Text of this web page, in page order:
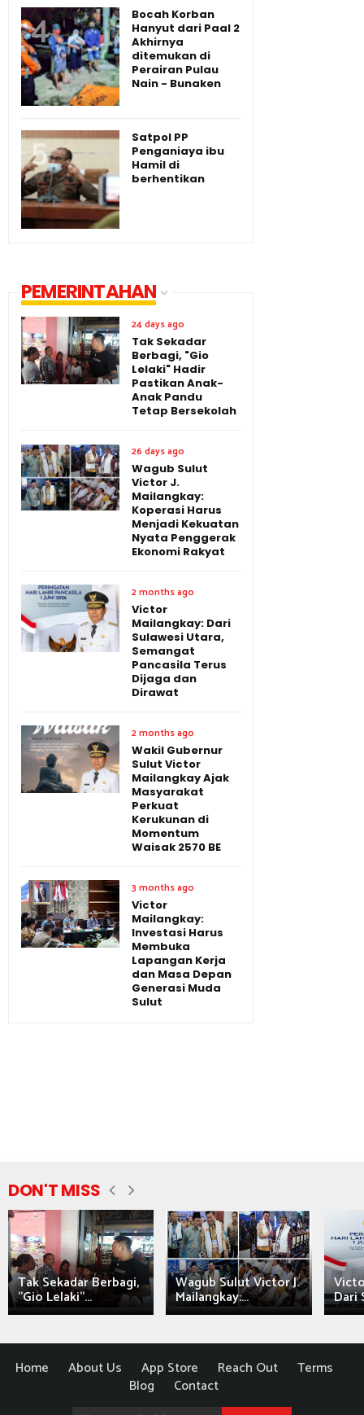
Bocah Korban
Hanyut dari Paal 2
Akhirnya
ditemukan di
Perairan Pulau
Nain - Bunaken
Satpol PP
Penganiaya ibu
Hamil di
berhentikan
PEMERINTAHAN
24 days ago
Tak Sekadar
Berbagi, "Gio
Lelaki" Hadir
Pastikan Anak-
Anak Pandu
Tetap Bersekolah
26 days ago
Wagub Sulut
Victor J.
Mailangkay:
Koperasi Harus
Menjadi Kekuatan
Nyata Penggerak
Ekonomi Rakyat
2 months ago
Victor
Mailangkay: Dari
Sulawesi Utara,
Semangat
Pancasila Terus
Dijaga dan
Dirawat
2 months ago
Wakil Gubernur
Sulut Victor
Mailangkay Ajak
Masyarakat
Perkuat
Kerukunan di
Momentum
Waisak 2570 BE
3 months ago
Victor
Mailangkay:
Investasi Harus
Membuka
Lapangan Kerja
dan Masa Depan
Generasi Muda
Sulut
DON'T MISS
Tak Sekadar Berbagi,
"Gio Lelaki"...
Wagub Sulut Victor J.
Mailangkay:... Dari
Home About Us App Store Reach Out
Terms
Blog
Contact